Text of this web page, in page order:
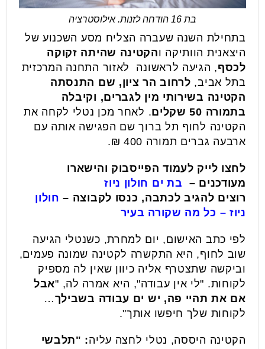
בת 16 הודחה לזנות. אילוסטרציה
בתחילת השנה שעברה הצליח מסע השכנוע של
היצאנית הוותיקה והקטינה שהיתה זקוקה
לכסף, הגיעה לראשונה לאזור התחנה המרכזית
בתל אביב, לרחוב הר ציון, שם התנסתה
הקטינה בשירותי מין לגברים, וקיבלה
בתמורה 50 שקלים
. לאחר מכן נטלי לקחה את
הקטינה לחוף תל ברוך שם הפגישה אותה עם
ארבעה גברים תמורה 400 ₪.
לחצו לייק לעמוד הפייסבוק והישארו
מעודכנים –
בת ים חולון ניוז
רוצים להגיב לכתבה, כנסו לקבוצה – חולון
ניוז – כל מה שקורה בעיר
לפי כתב האישום, יום למחרת, כשנטלי הגיעה
שוב לחוף, היא התקשרה לקטינה שמונה פעמים,
וביקשה שתצטרף אליה כיוון שאין לה מספיק
לקוחות. "לי אין עבודה", היא אמרה לה, "אבל
אם את תהיי פה, יש ים עבודה בשבילך…
לקוחות שלך חיפשו אותך".
הקטינה היססה, נטלי לחצה עליה: "תלבשי